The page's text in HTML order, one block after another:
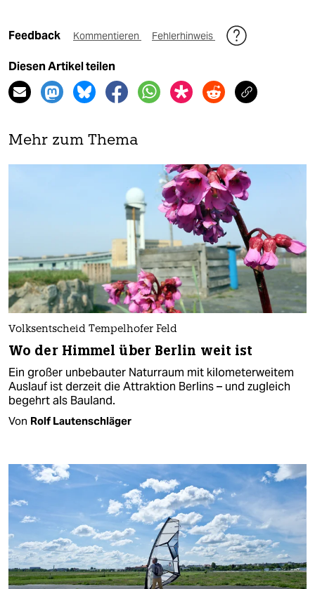
Feedback Kommentieren Fehlerhinweis
Diesen Artikel teilen
Mehr zum Thema
Volksentscheid Tempelhofer Feld
Wo der Himmel über Berlin weit ist
Ein großer unbebauter Naturraum mit kilometerweitem
Auslauf ist derzeit die Attraktion Berlins – und zugleich
begehrt als Bauland.
Von Rolf Lautenschläger